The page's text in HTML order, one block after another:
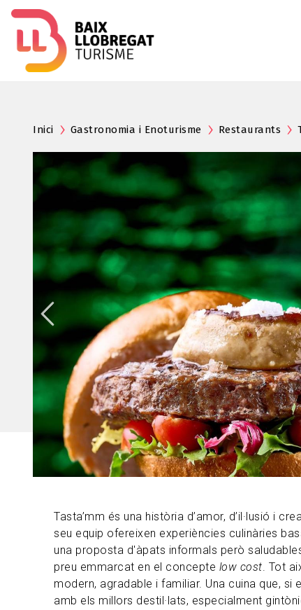
Inici Gastronomia i Enoturisme Restaurants
Tasta’mm és una història d’amor, d’il·lusió i
seu equip ofereixen experiències culinàries
una proposta d'àpats informals però
preu emmarcat en el concepte low cost. Tot
modern, agradable i familiar. Una cuina que, si
amb els millors destil·lats, especialment